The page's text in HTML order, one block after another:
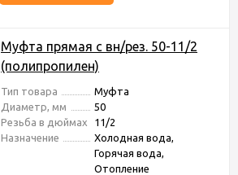
Муфта прямая с вн/рез. 50-11/2
(полипропилен)
Тип товара
Муфта
Диаметр, мм
50
Резьба в дюймах
11/2
Назначение
Холодная вода,
Горячая вода,
Отопление